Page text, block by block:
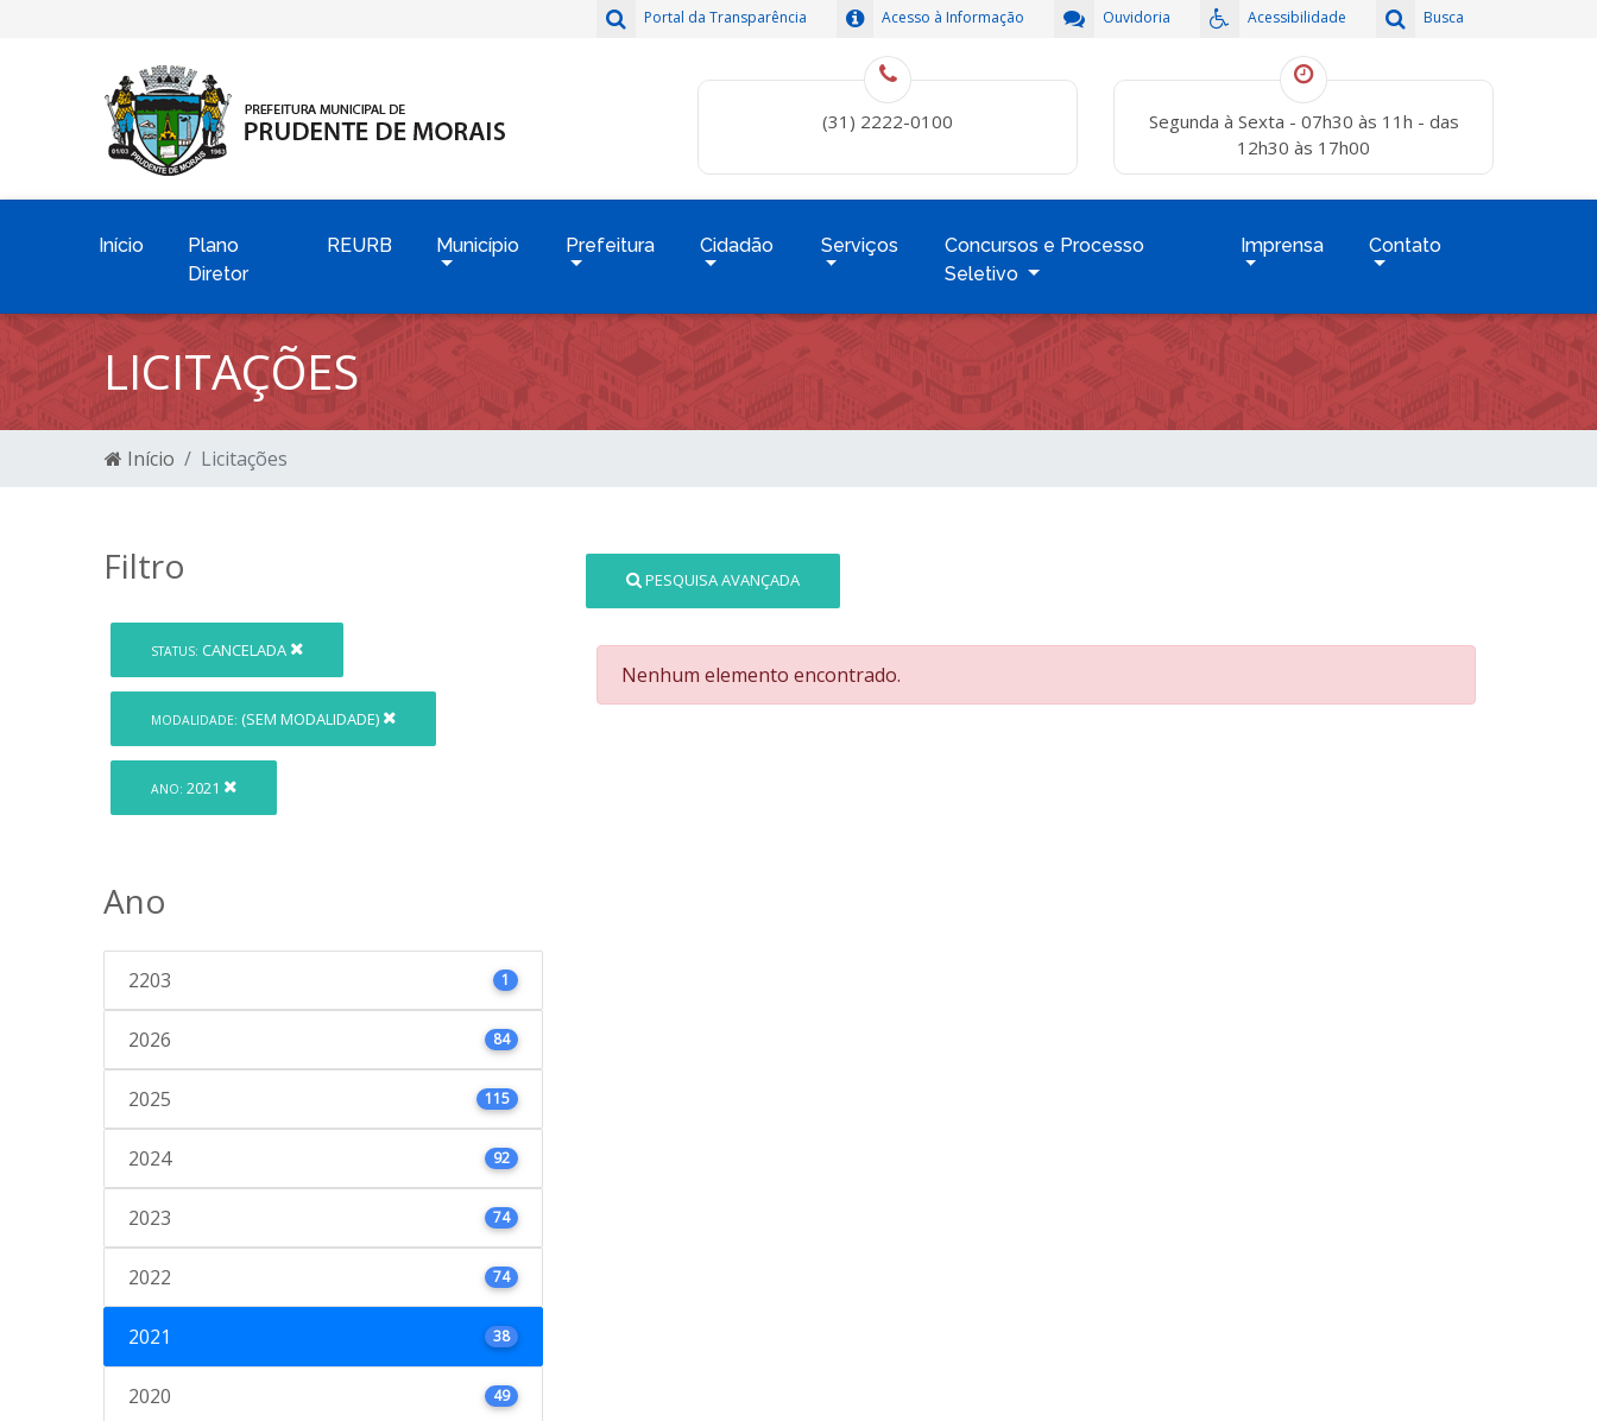
Busca
Acessibilidade
Ouvidoria
Acesso à Informação
Portal da Transparência
(31) 2222-0100
Segunda à Sexta - 07h30 às 11h - das
12h30 às 17h00
Início
Plano
Diretor
REURB Município Prefeitura Cidadão Serviços
Concursos e Processo
Seletivo
Imprensa Contato
LICITAÇÕES
Início Licitações
Filtro
STATUS: CANCELADA
MODALIDADE: (SEM MODALIDADE)
ANO: 2021
Ano
2203 1
2026 84
2025 115
2024 92
2023 74
2022 74
2021 38
2020 49
PESQUISA AVANÇADA
Nenhum elemento encontrado.